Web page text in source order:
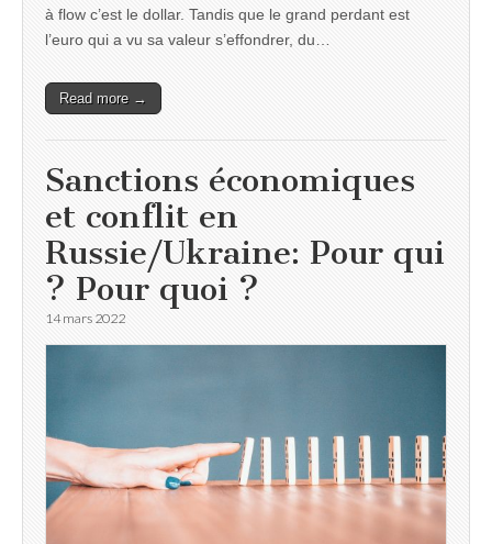
à flow c’est le dollar. Tandis que le grand perdant est
l’euro qui a vu sa valeur s’effondrer, du…
Read more →
Sanctions économiques
et conflit en
Russie/Ukraine: Pour qui
? Pour quoi ?
14 mars 2022